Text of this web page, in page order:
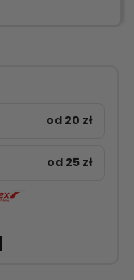
od 20 zł
od 25 zł